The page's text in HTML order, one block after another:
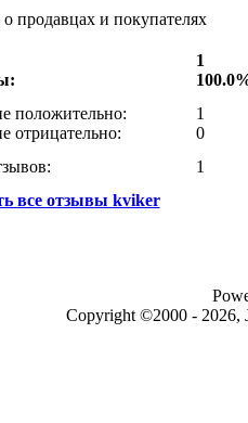
продавцах и покупателях
1
положительно:
отрицательно:
1
0
1
все отзывы kviker
Copyright ©2000 - 2026,